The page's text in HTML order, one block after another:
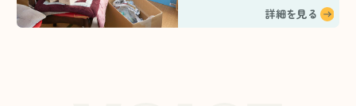
詳細を見る